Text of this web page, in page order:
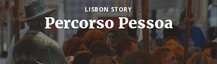
LISBON STORY
Percorso Pessoa